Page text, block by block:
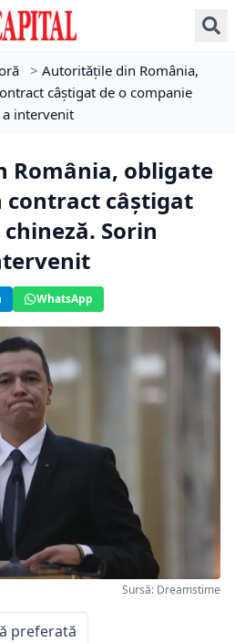
> Autoritățile din România,
câștigat de o companie
a intervenit
obligate
contract câștigat
Sorin
WhatsApp
Sursă: Dreamstime
preferată